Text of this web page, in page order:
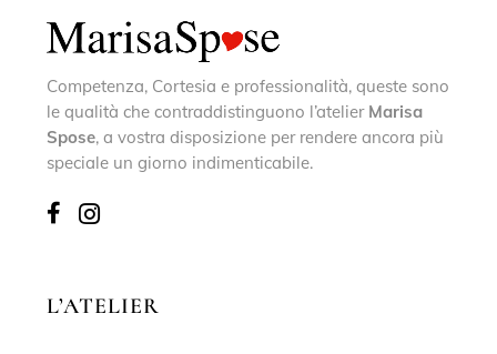
Competenza, Cortesia e professionalità, queste sono
le qualità che contraddistinguono l’atelier Marisa
Spose, a vostra disposizione per rendere ancora più
speciale un giorno indimenticabile.
L’ATELIER